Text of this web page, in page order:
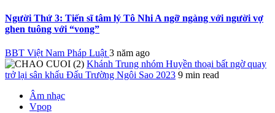
Người Thứ 3: Tiến sĩ tâm lý Tô Nhi A ngỡ ngàng với người vợ
ghen tuông với “vong”
BBT Việt Nam Pháp Luật3 năm ago
Khánh Trung nhóm Huyền thoại bất ngờ quay
trở lại sân khấu Đấu Trường Ngôi Sao 2023 9 min read
Âm nhạc
Vpop